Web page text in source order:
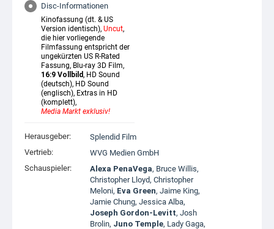
Disc-Informationen
Kinofassung (dt. & US
Version identisch), Uncut,
die hier vorliegende
Filmfassung entspricht der
ungekürzten US R-Rated
Fassung, Blu-ray 3D Film,
16:9 Vollbild, HD Sound
(deutsch), HD Sound
(englisch), Extras in HD
(komplett),
Media Markt exklusiv!
Herausgeber:
Splendid Film
Vertrieb:
WVG Medien GmbH
Schauspieler:
Alexa PenaVega, Bruce Willis,
Christopher Lloyd, Christopher
Meloni, Eva Green, Jaime King,
Jamie Chung, Jessica Alba,
Joseph Gordon-Levitt, Josh
Brolin, Juno Temple, Lady Gaga,